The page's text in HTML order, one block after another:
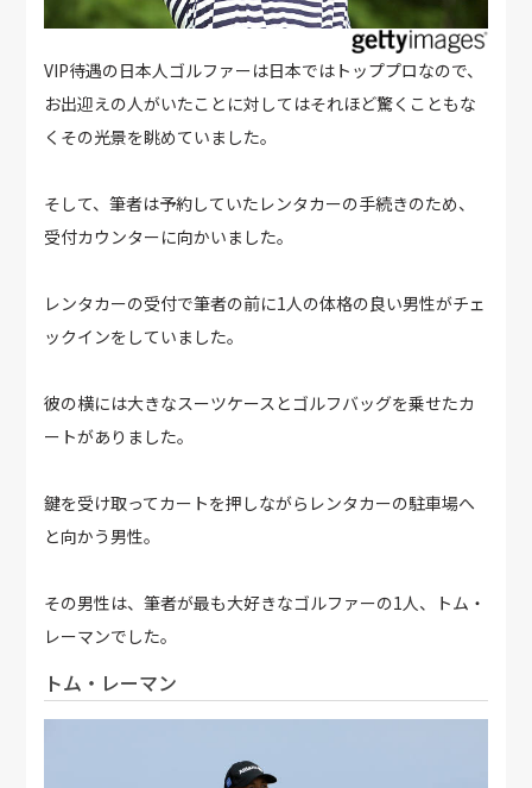
VIP待遇の日本人ゴルファーは日本ではトッププロなので、
お出迎えの人がいたことに対してはそれほど驚くこともな
くその光景を眺めていました。
そして、筆者は予約していたレンタカーの手続きのため、
受付カウンターに向かいました。
レンタカーの受付で筆者の前に1人の体格の良い男性がチェ
ックインをしていました。
彼の横には大きなスーツケースとゴルフバッグを乗せたカ
ートがありました。
鍵を受け取ってカートを押しながらレンタカーの駐車場へ
と向かう男性。
その男性は、筆者が最も大好きなゴルファーの1人、トム・
レーマンでした。
トム・レーマン